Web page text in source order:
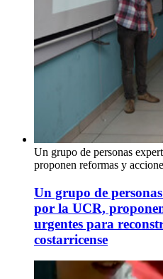
Un grupo de personas
proponen reformas y
Un grupo de
por la UCR,
urgentes para
costarricense